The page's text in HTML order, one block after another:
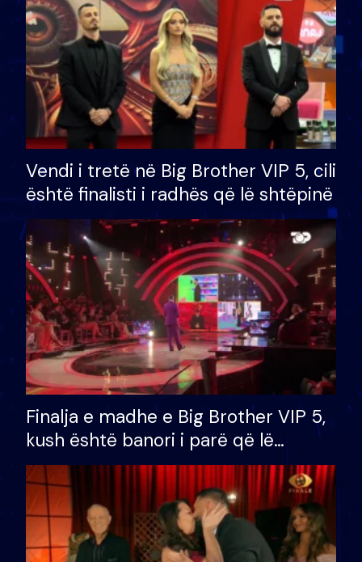
Vendi i tretë në Big Brother VIP 5, cili
është finalisti i radhës që lë shtëpinë
Finalja e madhe e Big Brother VIP 5,
kush është banori i parë që lë
shtëpinë dhe humb mundësinë për
të fituar çmimin e madh